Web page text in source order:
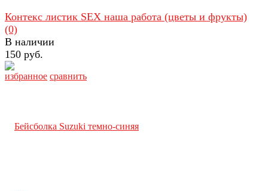
избранное сравнить
Контекс листик SEX наша работа (цветы и фрукты)
(0)
В наличии
150 руб.